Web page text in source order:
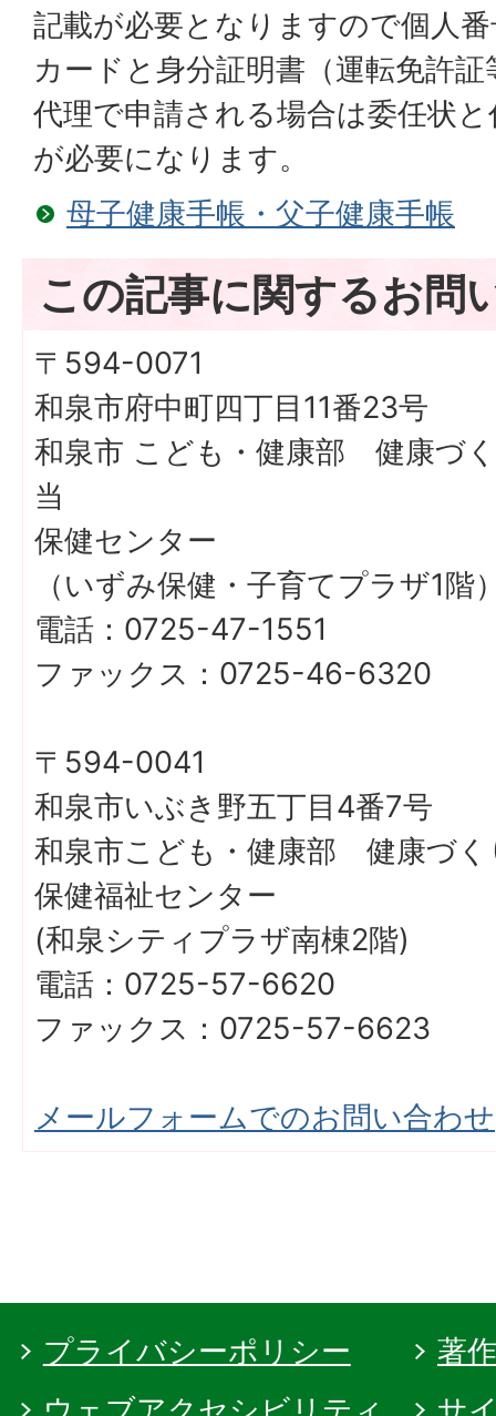
記載が必要となりますので個人
カードと身分証明書（運転免許
代理で申請される場合は委任状
が必要になります。
母子健康手帳・父子健康手帳
この記事に関するお問
〒594-0071
和泉市府中町四丁目11番23号
和泉市 こども・健康部 健康づ
当
保健センター
（いずみ保健・子育てプラザ1階
電話：0725-47-1551
ファックス：0725-46-6320
〒594-0041
和泉市いぶき野五丁目4番7号
和泉市こども・健康部 健康づく
保健福祉センター
(和泉シティプラザ南棟2階)
電話：0725-57-6620
ファックス：0725-57-6623
メールフォームでのお問い合わせ
プライバシーポリシー
著